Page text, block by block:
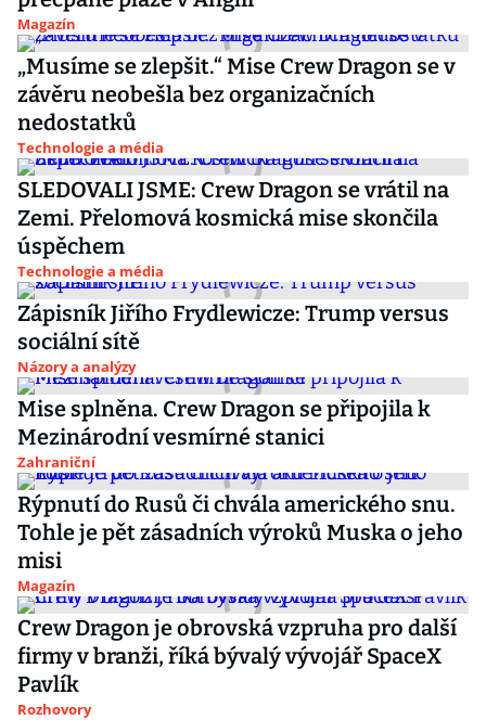
Magazín
„Musíme se zlepšit.“ Mise Crew Dragon se v
závěru neobešla bez organizačních
nedostatků
Technologie a média
SLEDOVALI JSME: Crew Dragon se vrátil na
Zemi. Přelomová kosmická mise skončila
úspěchem
Technologie a média
Zápisník Jiřího Frydlewicze: Trump versus
sociální sítě
Názory a analýzy
Mise splněna. Crew Dragon se připojila k
Mezinárodní vesmírné stanici
Zahraniční
Rýpnutí do Rusů či chvála amerického snu.
Tohle je pět zásadních výroků Muska o jeho
misi
Magazín
Crew Dragon je obrovská vzpruha pro další
firmy v branži, říká bývalý vývojář SpaceX
Pavlík
Rozhovory